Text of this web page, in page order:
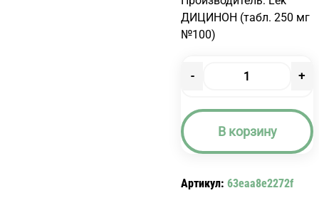
ДИЦИНОН (табл. 250 мг
№100)
-
ДИЦИНОН
(ТАБЛ.
250
№100)
+
В корзину
Артикул: 63eaa8e2272f